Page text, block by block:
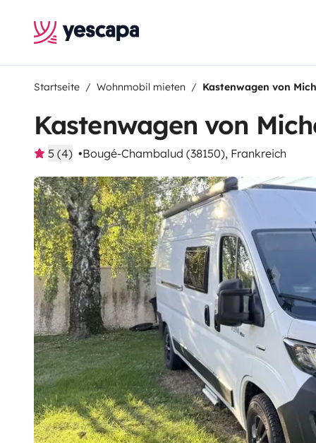
Startseite Wohnmobil mieten Kastenwagen von
Kastenwagen von
5 (4) Bougé-Chambalud (38150), Frankreich